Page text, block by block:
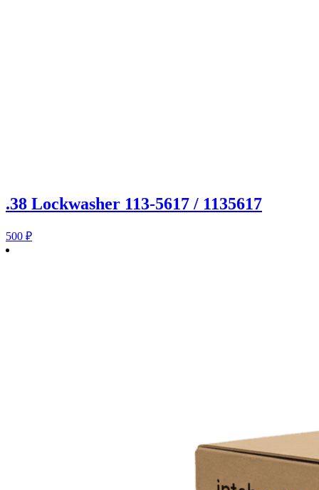
.38 Lockwasher 113-5617 / 1135617
500 ₽